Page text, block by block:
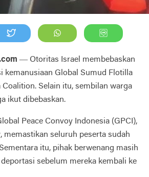
— Otoritas Israel membebaskan
kemanusiaan Global Sumud Flotilla
Selain itu, sembilan warga
ikut dibebaskan.
Peace Convoy Indonesia (GPCI),
memastikan seluruh peserta sudah
itu, pihak berwenang masih
sebelum mereka kembali ke